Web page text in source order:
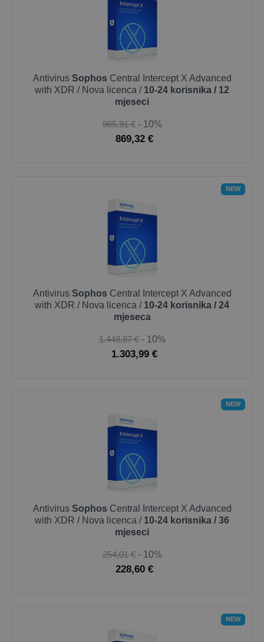
Antivirus Sophos Central Intercept X Advanced
with XDR / Nova licenca / 10-24 korisnika / 12
mjeseci
965,91 € - 10%
869,32 €
NEW
Antivirus Sophos Central Intercept X Advanced
with XDR / Nova licenca / 10-24 korisnika / 24
mjeseca
1.448,87 € - 10%
1.303,99 €
NEW
Antivirus Sophos Central Intercept X Advanced
with XDR / Nova licenca / 10-24 korisnika / 36
mjeseci
254,01 € - 10%
228,60 €
NEW